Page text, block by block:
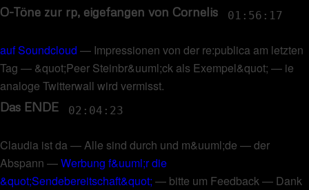
O-Töne zur rp, eigefangen von Cornelis 01:56:17
auf Soundcloud — Impressionen von der re:publica am letzten
Tag — &quot;Peer Steinbr&uuml;ck als Exempel&quot; — ie
analoge Twitterwall wird vermisst.
Das ENDE 02:04:23
Claudia ist da—Alle sind durch und m&uuml;de —der
Abspann —Werbung f&uuml;r die
&quot;Sendebereitschaft&quot; — bitte um Feedback— Dank